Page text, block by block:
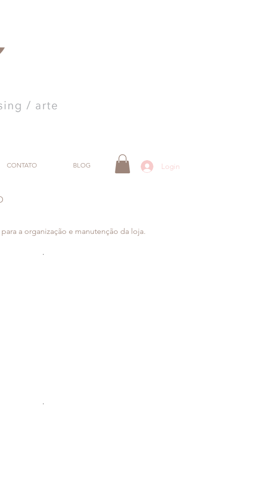
CONTATO BLOG Login
a organização e manutenção da loja.